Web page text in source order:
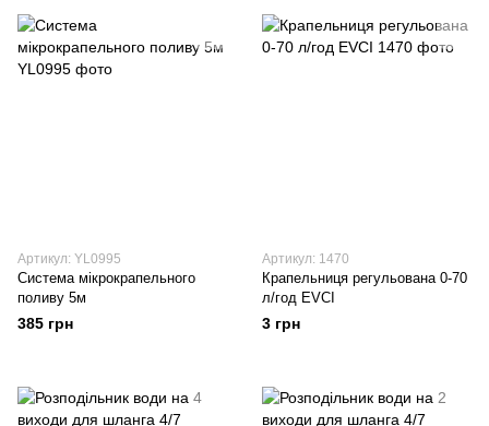
Артикул: YL0995
Система мікрокрапельного
поливу 5м
385 грн
Артикул: 1470
Крапельниця регульована 0-70
л/год EVCI
3 грн